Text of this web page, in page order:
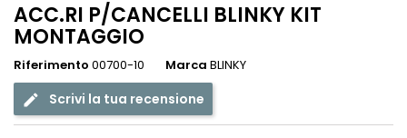
ACC.RI P/CANCELLI BLINKY KIT
MONTAGGIO
Riferimento 00700-10 Marca BLINKY
Scrivi la tua recensione